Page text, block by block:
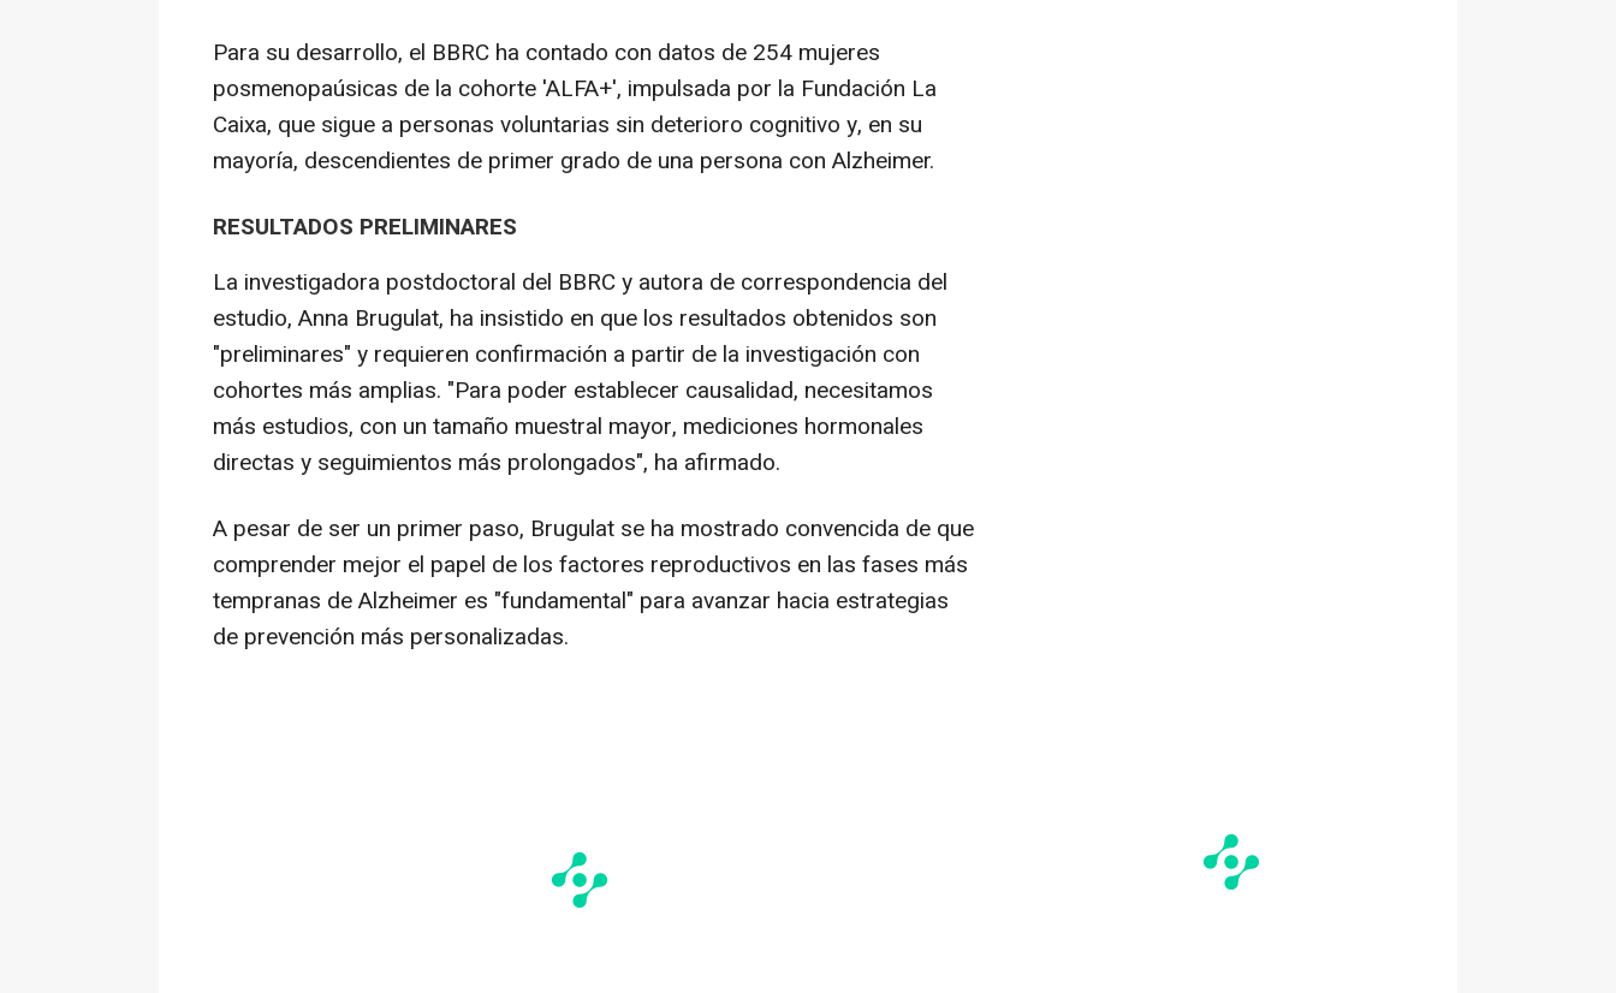
Para su desarrollo, el BBRC ha contado con datos de 254 mujeres
posmenopaúsicas de la cohorte 'ALFA+', impulsada por la Fundación La
Caixa, que sigue a personas voluntarias sin deterioro cognitivo y, en su
mayoría, descendientes de primer grado de una persona con Alzheimer.
RESULTADOS PRELIMINARES
La investigadora postdoctoral del BBRC y autora de correspondencia del
estudio, Anna Brugulat, ha insistido en que los resultados obtenidos son
"preliminares" y requieren confirmación a partir de la investigación con
cohortes más amplias. "Para poder establecer causalidad, necesitamos
más estudios, con un tamaño muestral mayor, mediciones hormonales
directas y seguimientos más prolongados", ha afirmado.
A pesar de ser un primer paso, Brugulat se ha mostrado convencida de que
comprender mejor el papel de los factores reproductivos en las fases más
tempranas de Alzheimer es "fundamental" para avanzar hacia estrategias
de prevención más personalizadas.